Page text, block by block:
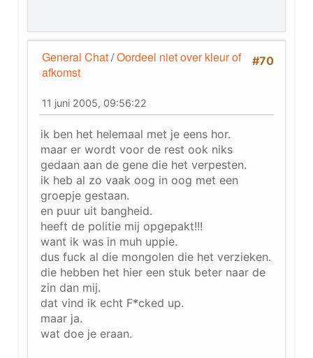
#70
General Chat/Oordeel niet over kleur of
afkomst
11 juni 2005, 09:56:22
ik ben het helemaal met je eens hor.
maar er wordt voor de rest ook niks
gedaan aan de gene die het verpesten.
ik heb al zo vaak oog in oog met een
groepje gestaan.
en puur uit bangheid.
heeft de politie mij opgepakt!!!
want ik was in muh uppie.
dus fuck al die mongolen die het verzieken.
die hebben het hier een stuk beter naar de
zin dan mij.
dat vind ik echt F*cked up.
maar ja.
wat doe je eraan.